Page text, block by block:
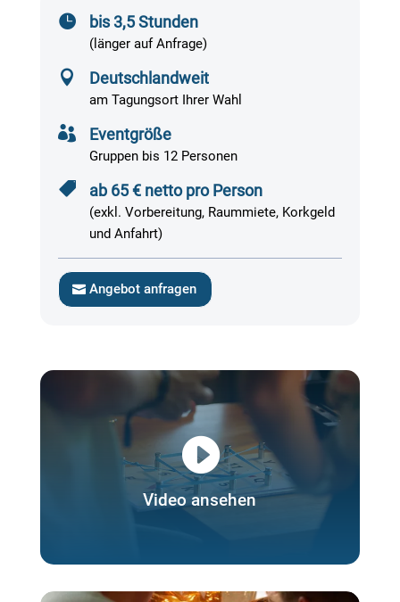
 bis 3,5 Stunden
(länger auf Anfrage)
 Deutschlandweit
am Tagungsort Ihrer Wahl
 Eventgröße
Gruppen bis 12 Personen
 ab 65 € netto pro Person
(exkl. Vorbereitung, Raummiete, Korkgeld
und Anfahrt)
Angebot anfragen

Video ansehen